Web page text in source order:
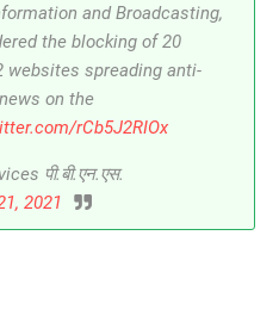
and Broadcasting,
the blocking of 20
websites spreading anti-
on the
rCb5J2RIOx
पी.बी.एन.एस.
2021